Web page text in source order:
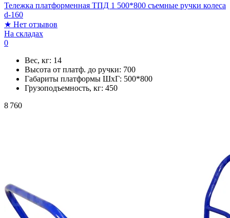
Тележка платформенная ТПД 1 500*800 съемные ручки колеса
d-160
★ Нет отзывов
На складах
0
Вес, кг: 14
Высота от платф. до ручки: 700
Габариты платформы ШxГ: 500*800
Грузоподъемность, кг: 450
8 760